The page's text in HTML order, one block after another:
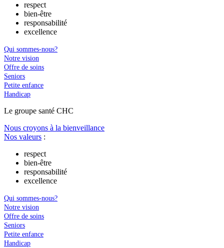
respect
bien-être
responsabilité
excellence
Qui sommes-nous?
Notre vision
Offre de soins
Seniors
Petite enfance
Handicap
Le groupe santé CHC
Nous croyons à la bienveillance
Nos valeurs :
respect
bien-être
responsabilité
excellence
Qui sommes-nous?
Notre vision
Offre de soins
Seniors
Petite enfance
Handicap